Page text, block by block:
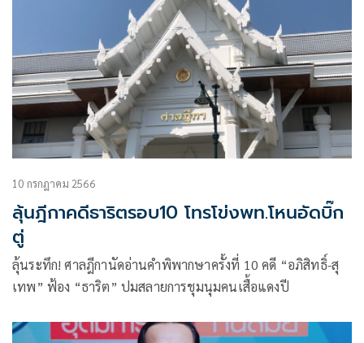
10 กรกฎาคม 2566
ลุ้นฎีกาคดีธาริตรอบ10 โทรโข่งพท.โหนอัดบิ๊ก
ตู่
ลุ้นระทึก! ศาลฎีกานัดอ่านคำพิพากษาครั้งที่ 10 คดี “อภิสิทธิ์-สุ
เทพ” ฟ้อง “ธาริต” ปมสลายการชุมนุมคนเสื้อแดงปี